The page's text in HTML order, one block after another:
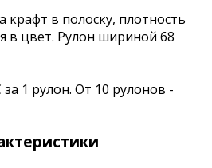
крафт в полоску, плотность
в цвет. Рулон шириной 68
1 рулон. От 10 рулонов -